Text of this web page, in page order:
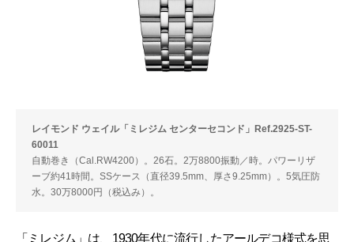
レイモンド ウェイル「ミレジム センターセコンド」Ref.2925-ST-
60011
自動巻き（Cal.RW4200）。26石。2万8800振動／時。パワーリザ
ーブ約41時間。SSケース（直径39.5mm、厚さ9.25mm）。5気圧防
水。30万8000円（税込み）。
「ミレジム」は、1930年代に流行したアールデコ様式を思